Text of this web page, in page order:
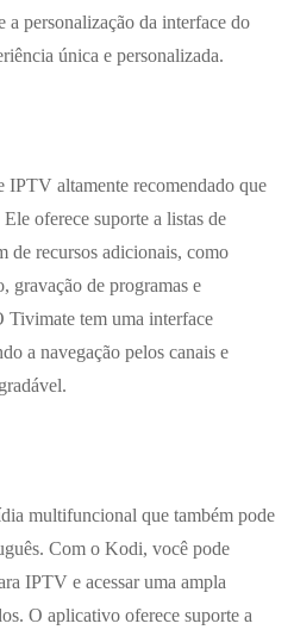
a personalização da interface do
única e personalizada.
altamente recomendado que
oferece suporte a listas de
de recursos adicionais, como
gravação de programas e
Tivimate tem uma interface
a navegação pelos canais e
multifuncional que também pode
Com o Kodi, você pode
IPTV e acessar uma ampla
O aplicativo oferece suporte a